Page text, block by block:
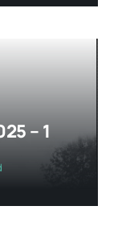
– 1